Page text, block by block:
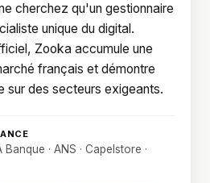
cherchez qu'un gestionnaire
unique du digital.
Zooka accumule une
français et démontre
sur des secteurs exigeants.
Banque · ANS · Capelstore ·